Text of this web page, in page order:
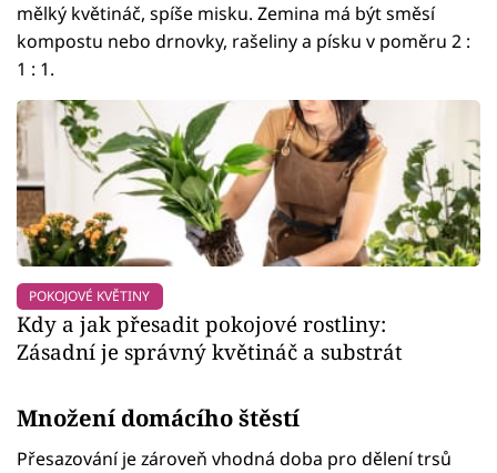
mělký květináč, spíše misku. Zemina má být směsí
kompostu nebo drnovky, rašeliny a písku v poměru 2 :
1 : 1.
POKOJOVÉ KVĚTINY
Kdy a jak přesadit pokojové rostliny:
Zásadní je správný květináč a substrát
Množení domácího štěstí
Přesazování je zároveň vhodná doba pro dělení trsů